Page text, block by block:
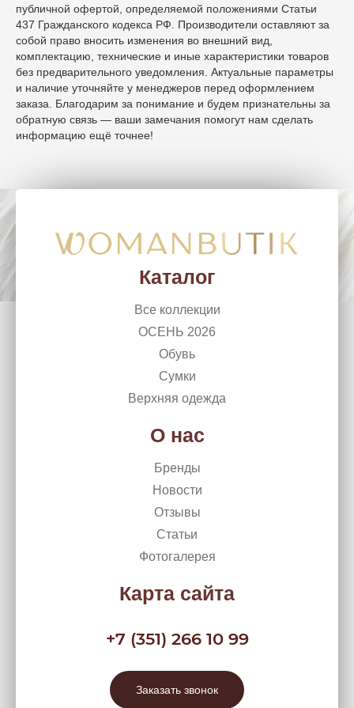
публичной офертой, определяемой положениями Статьи
437 Гражданского кодекса РФ. Производители оставляют за
собой право вносить изменения во внешний вид,
комплектацию, технические и иные характеристики товаров
без предварительного уведомления. Актуальные параметры
и наличие уточняйте у менеджеров перед оформлением
заказа. Благодарим за понимание и будем признательны за
обратную связь — ваши замечания помогут нам сделать
информацию ещё точнее!
г. Челябинск, Ленина, 50
+7 (351) 266 10 99
Каталог
Все коллекции
ОСЕНЬ 2026
Обувь
Сумки
Верхняя одежда
О нас
Бренды
Новости
Отзывы
Статьи
Фотогалерея
Карта сайта
+7 (351) 266 10 99
Заказать звонок